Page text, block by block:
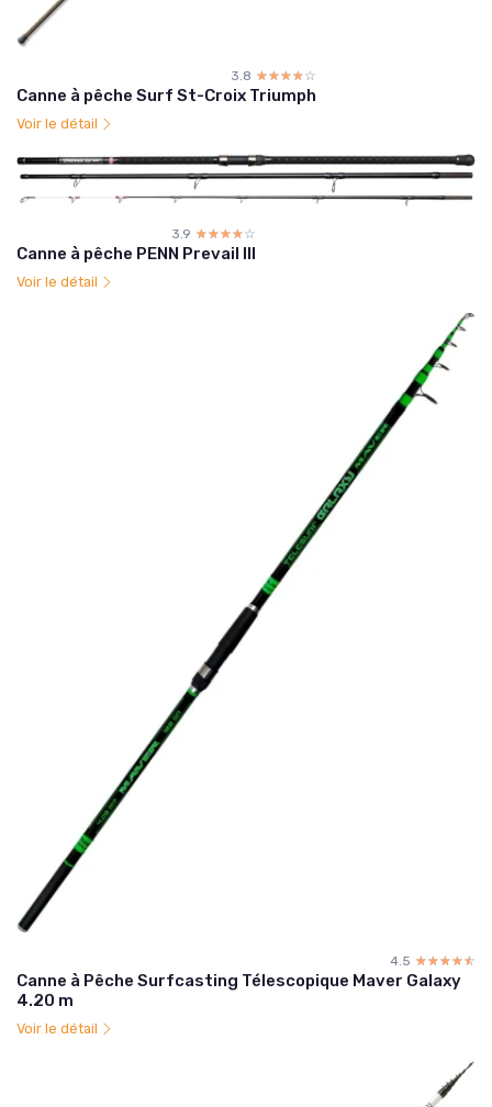
3.8 ☆☆☆☆☆
★★★★★
Canne à pêche Surf St-Croix Triumph
Voir le détail
3.9 ☆☆☆☆☆
★★★★★
Canne à pêche PENN Prevail III
Voir le détail
4.5 ☆☆☆☆☆
★★★★★
Canne à Pêche Surfcasting Télescopique Maver Galaxy
4.20 m
Voir le détail